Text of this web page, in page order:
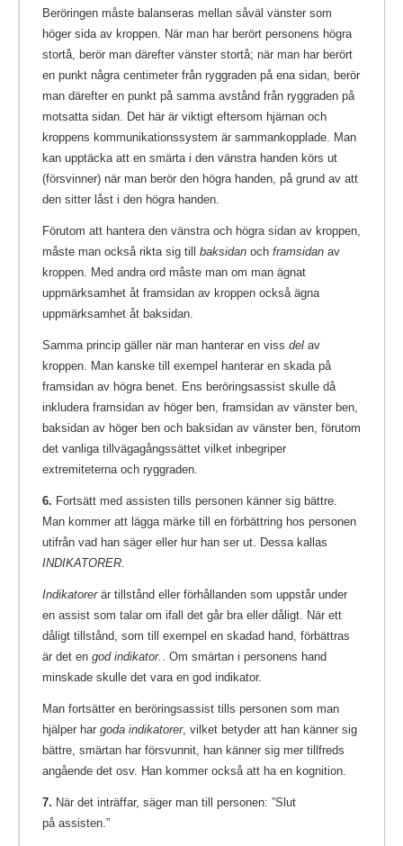
Beröringen måste balanseras mellan såväl vänster som
höger sida av kroppen. När man har berört personens högra
stortå, berör man därefter vänster stortå; när man har berört
en punkt några centimeter från ryggraden på ena sidan, berör
man därefter en punkt på samma avstånd från ryggraden på
motsatta sidan. Det här är viktigt eftersom hjärnan och
kroppens kommunikationssystem är sammankopplade. Man
kan upptäcka att en smärta i den vänstra handen körs ut
(försvinner) när man berör den högra handen, på grund av att
den sitter låst i den högra handen.
Förutom att hantera den vänstra och högra sidan av kroppen,
måste man också rikta sig till baksidan och framsidan av
kroppen. Med andra ord måste man om man ägnat
uppmärksamhet åt framsidan av kroppen också ägna
uppmärksamhet åt baksidan.
Samma princip gäller när man hanterar en viss del av
kroppen. Man kanske till exempel hanterar en skada på
framsidan av högra benet. Ens beröringsassist skulle då
inkludera framsidan av höger ben, framsidan av vänster ben,
baksidan av höger ben och baksidan av vänster ben, förutom
det vanliga tillvägagångssättet vilket inbegriper
extremiteterna och ryggraden.
6. Fortsätt med assisten tills personen känner sig bättre.
Man kommer att lägga märke till en förbättring hos personen
utifrån vad han säger eller hur han ser ut. Dessa kallas
INDIKATORER
Indikatorerär tillstånd eller förhållanden som uppstår under
en assist som talar om ifall det går bra eller dåligt. När ett
dåligt tillstånd, som till exempel en skadad hand, förbättras
är det en god indikator.
. Om smärtan i personens hand
minskade skulle det vara en god indikator.
Man fortsätter en beröringsassist tills personen som man
hjälper har goda indikatorer, vilket betyder att han känner sig
bättre, smärtan har försvunnit, han känner sig mer tillfreds
angående det osv. Han kommer också att ha en kognition.
7. När det inträffar, säger man till personen: ”Slut
på assisten.”